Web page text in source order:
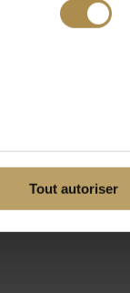
Tout autoriser